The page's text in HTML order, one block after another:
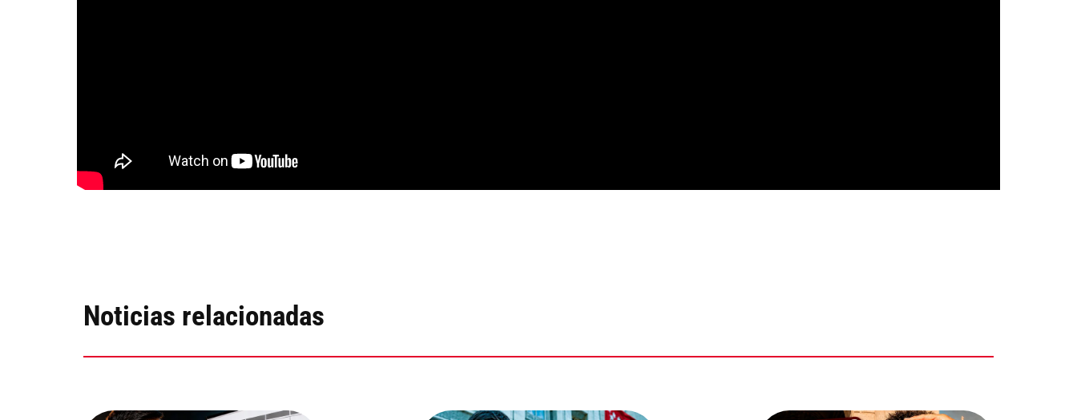
Noticias relacionadas